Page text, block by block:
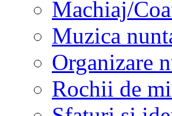
Machiaj/
Muzica
Organizare
Rochii de